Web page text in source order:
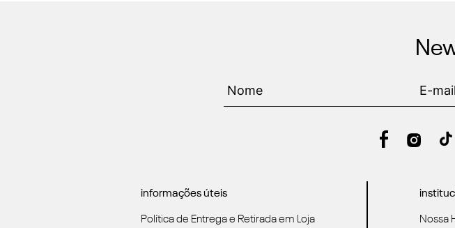
informações úteis
Política de Entrega e Retirada em Loja Nossa